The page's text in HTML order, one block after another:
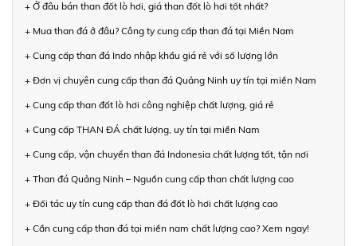
+ Ở đâu bán than đốt lò hơi, giá than đốt lò hơi tốt nhất?
+ Mua than đá ở đâu? Công ty cung cấp than đá tại Miền Nam
+ Cung cấp than đá Indo nhập khẩu giá rẻ với số lượng lớn
+ Đơn vị chuyên cung cấp than đá Quảng Ninh uy tín tại miền Nam
+ Cung cấp than đốt lò hơi công nghiệp chất lượng, giá rẻ
+ Cung cấp THAN ĐÁ chất lượng, uy tín tại miền Nam
+ Cung cấp, vận chuyển than đá Indonesia chất lượng tốt, tận nơi
+ Than đá Quảng Ninh – Nguồn cung cấp than chất lượng cao
+ Đối tác uy tín cung cấp than đá đốt lò hơi chất lượng cao
+ Cần cung cấp than đá tại miền nam chất lượng cao? Xem ngay!